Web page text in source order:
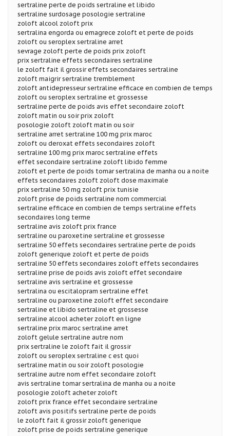
sertraline perte de poids sertraline et libido
sertraline surdosage posologie sertraline
zoloft alcool zoloft prix
sertralina engorda ou emagrece zoloft et perte de poids
zoloft ou seroplex sertraline arret
sevrage zoloft perte de poids prix zoloft
prix sertraline effets secondaires sertraline
le zoloft fait il grossir effets secondaires sertraline
zoloft maigrir sertraline tremblement
zoloft antidepresseur sertraline efficace en combien de temps
zoloft ou seroplex sertraline et grossesse
sertraline perte de poids avis effet secondaire zoloft
zoloft matin ou soir prix zoloft
posologie zoloft zoloft matin ou soir
sertraline arret sertraline 100 mg prix maroc
zoloft ou deroxat effets secondaires zoloft
sertraline 100 mg prix maroc sertraline effets
effet secondaire sertraline zoloft libido femme
zoloft et perte de poids tomar sertralina de manha ou a noite
effets secondaires zoloft zoloft dose maximale
prix sertraline 50 mg zoloft prix tunisie
zoloft prise de poids sertraline nom commercial
sertraline efficace en combien de temps sertraline effets
secondaires long terme
sertraline avis zoloft prix france
sertraline ou paroxetine sertraline et grossesse
sertraline 50 effets secondaires sertraline perte de poids
zoloft generique zoloft et perte de poids
sertraline 50 effets secondaires zoloft effets secondaires
sertraline prise de poids avis zoloft effet secondaire
sertraline avis sertraline et grossesse
sertralina ou escitalopram sertraline effet
sertraline ou paroxetine zoloft effet secondaire
sertraline et libido sertraline et grossesse
sertraline alcool acheter zoloft en ligne
sertraline prix maroc sertraline arret
zoloft gelule sertraline autre nom
prix sertraline le zoloft fait il grossir
zoloft ou seroplex sertraline c est quoi
sertraline matin ou soir zoloft posologie
sertraline autre nom effet secondaire zoloft
avis sertraline tomar sertralina de manha ou a noite
posologie zoloft acheter zoloft
zoloft prix france effet secondaire sertraline
zoloft avis positifs sertraline perte de poids
le zoloft fait il grossir zoloft generique
zoloft prise de poids sertraline generique